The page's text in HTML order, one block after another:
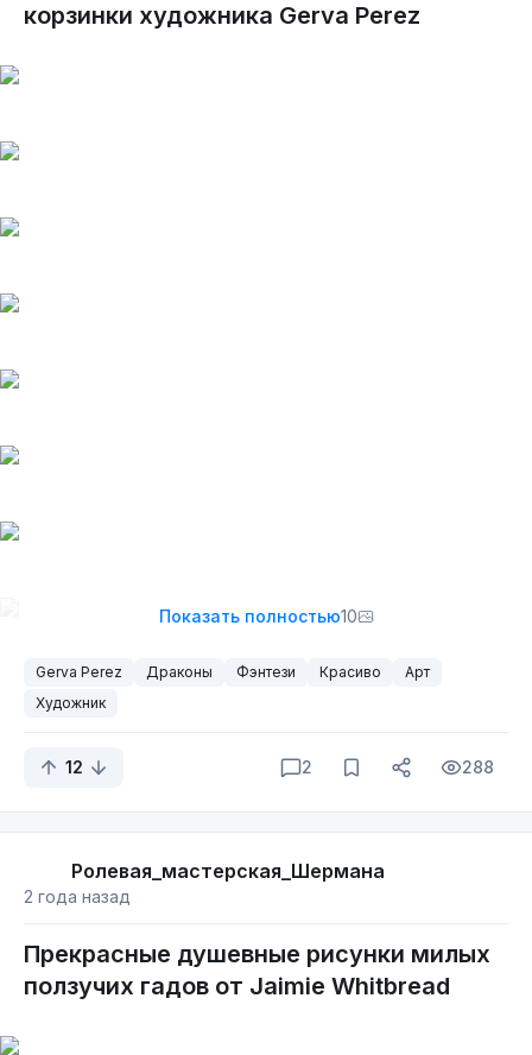
корзинки художника Gerva Perez
Показать полностью10
Gerva Perez Драконы Фэнтези Красиво
Арт
Художник
12 2 288
Ролевая_мастерская_Шермана
2 года назад
Прекрасные душевные рисунки милых
ползучих гадов от Jaimie Whitbread